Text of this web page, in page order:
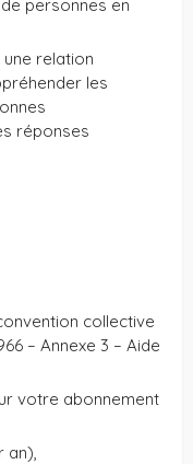
personnes en
relation
les
réponses
collective
– Annexe 3 – Aide
votre abonnement
an),